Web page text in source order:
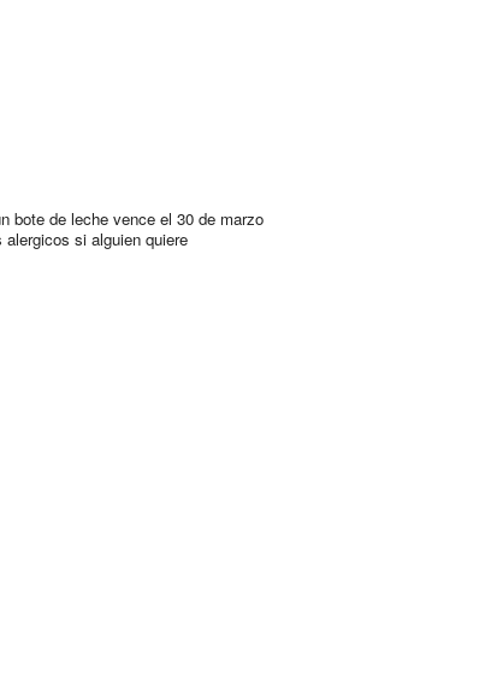
bote de leche vence el 30 de marzo
alergicos si alguien quiere